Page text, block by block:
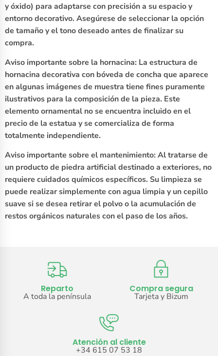
y óxido) para adaptarse con precisión a su espacio y
entorno decorativo. Asegúrese de seleccionar la opción
de tamaño y el tono deseado antes de finalizar su
compra.
Aviso importante sobre la hornacina: La estructura de
hornacina decorativa con bóveda de concha que aparece
en algunas imágenes de muestra tiene fines puramente
ilustrativos para la composición de la pieza. Este
elemento ornamental no se encuentra incluido en el
precio de la estatua y se comercializa de forma
totalmente independiente.
Aviso importante sobre el mantenimiento: Al tratarse de
un producto de piedra artificial destinado a exteriores, no
requiere cuidados químicos específicos. Su limpieza se
puede realizar simplemente con agua limpia y un cepillo
suave si se desea retirar el polvo o la acumulación de
restos orgánicos naturales con el paso de los años.
Reparto
A toda la península
Compra segura
Tarjeta y Bizum
Atención al cliente
+34 615 07 53 18